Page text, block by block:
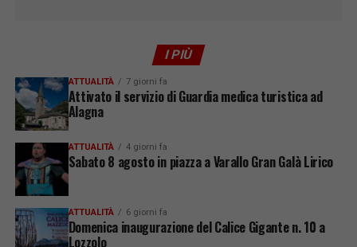
I PIÙ
ATTUALITÀ 7 giorni fa
Attivato il servizio di Guardia medica turistica ad
Alagna
ATTUALITÀ 4 giorni fa
Sabato 8 agosto in piazza a Varallo Gran Galà Lirico
ATTUALITÀ 6 giorni fa
Domenica inaugurazione del Calice Gigante n. 10 a
Lozzolo